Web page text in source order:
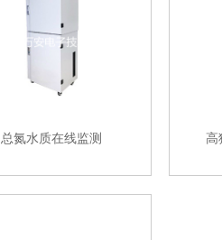
总氮水质在线监测 高